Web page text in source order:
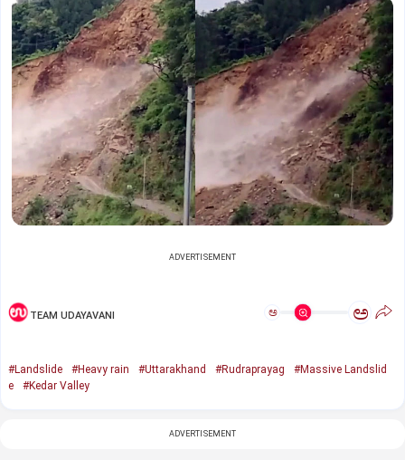
ADVERTISEMENT
TEAM UDAYAVANI ಅ ಅ
#Landslide #Heavy rain #Uttarakhand #Rudraprayag
#Massive Landslid
e
#Kedar Valley
ADVERTISEMENT